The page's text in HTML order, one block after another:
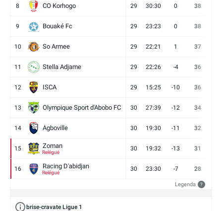
8 CO Korhogo 29 30:30 0 38
9 Bouaké Fc 29 23:23 0 38
10 So Armee 29 22:21 1 37
11 Stella Adjame 29 22:26 -4 36
12 ISCA 29 15:25 -10 36
13 Olympique Sport d'Abobo FC 30 27:39 -12 34
14 Agboville 30 19:30 -11 32
15 Zoman
Relégué
30 19:32 -13 31
16 Racing D'abidjan
Relégué
30 23:30 -7 28
Legenda ?
brise-cravate Ligue 1